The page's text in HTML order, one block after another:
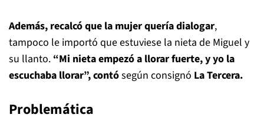
Además, recalcó que la mujer quería dialogar,
tampoco le importó que estuviese la nieta de Miguel y
su llanto. “Mi nieta empezó a llorar fuerte, y yo la
escuchaba llorar”, contósegún consignó La Tercera.
Problemática